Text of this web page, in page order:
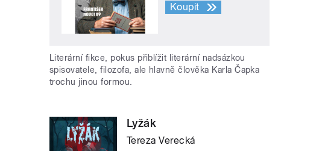
Koupit
Literární fikce, pokus přiblížit literární nadsázkou
spisovatele, filozofa, ale hlavně člověka Karla Čapka
trochu jinou formou.
Lyžák
Tereza Verecká